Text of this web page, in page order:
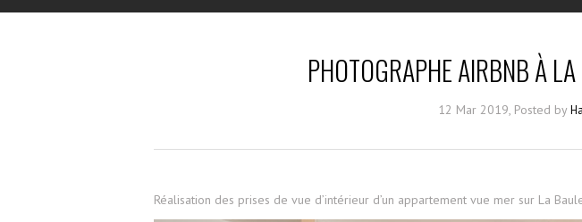
PHOTOGRAPHE AIRBNB À
12 Mar 2019, Posted by
Réalisation des prises de vue d’intérieur d’un appartement vue mer sur La